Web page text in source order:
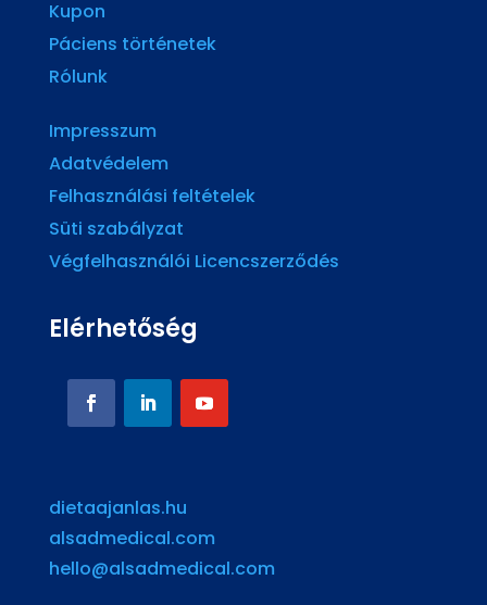
Kupon
Páciens történetek
Rólunk
Impresszum
Adatvédelem
Felhasználási feltételek
Süti szabályzat
Végfelhasználói Licencszerződés
Elérhetőség
dietaajanlas.hu
alsadmedical.com
hello@alsadmedical.com